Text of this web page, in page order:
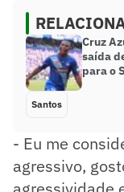
Cruz
saída
para o
Santos
- Eu me
agressivo,